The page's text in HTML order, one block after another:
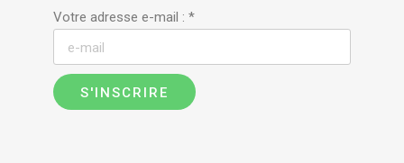
Votre adresse e-mail : *
S'INSCRIRE